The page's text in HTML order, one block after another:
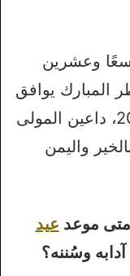
وعشرين
المبارك يوافق
يوم الجمعة 21 إبريل/ نيسان 2023، داعين المولى
واليمن
موعد عيد
وسُننه؟